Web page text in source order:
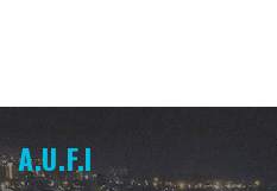
A.U.F.I